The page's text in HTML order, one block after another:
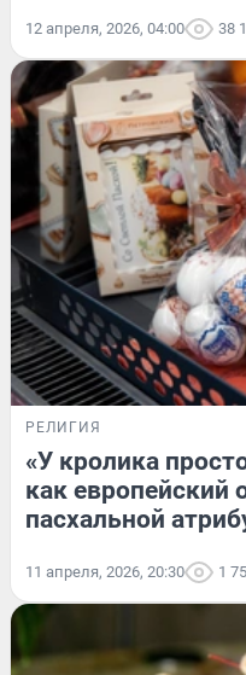
12 апреля, 2026, 04:00 38
РЕЛИГИЯ
«У кролика
как европейский
пасхальной
11 апреля, 2026, 20:30 1